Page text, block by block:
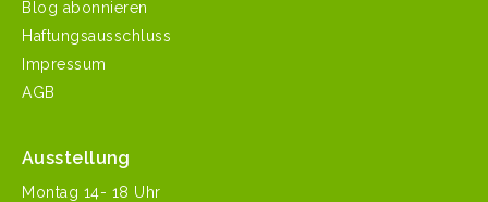
Blog abonnieren
Haftungsausschluss
Impressum
AGB
Ausstellung
Mon­tag 14- 18 Uhr